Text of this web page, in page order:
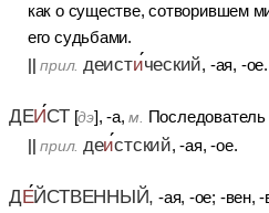
как о существе, сотворившем
его судьбами.
||прил. деистический, -ая, -ое.
ДЕИСТ[дэ], -а,м.
Последователь
||прил. деистский, -ая, -ое.
ДЕЙСТВЕННЫЙ, -ая, -ое; -вен,